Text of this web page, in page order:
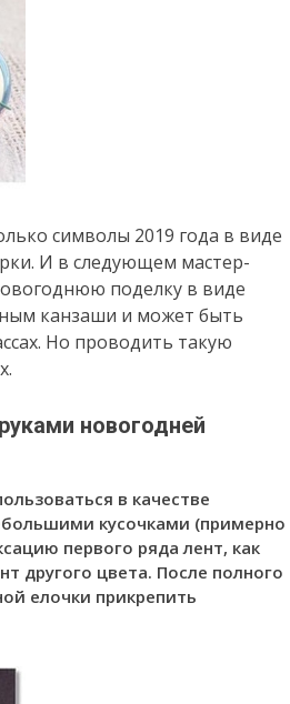
символы 2019 года в виде
И в следующем мастер-
поделку в виде
канзаши и может быть
Но проводить такую
новогодней
в качестве
кусочками (примерно
первого ряда лент, как
другого цвета. После полного
елочки прикрепить